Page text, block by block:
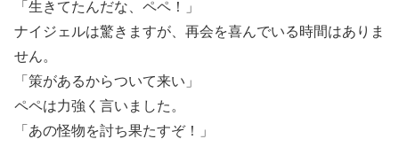
「生きてたんだな、ペペ！」
ナイジェルは驚きますが、再会を喜んでいる時間はありま
せん。
「策があるからついて来い」
ペペは力強く言いました。
「あの怪物を討ち果たすぞ！」